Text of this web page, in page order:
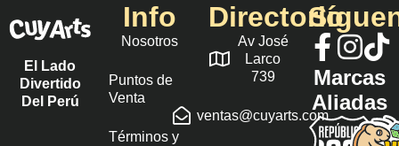
El Lado
Divertido
Del Perú
Info
Nosotros
Puntos de
Venta
Términos y
Directorio
Av José
Larco
739
ventas@cuyarts.com
Marcas
Aliadas